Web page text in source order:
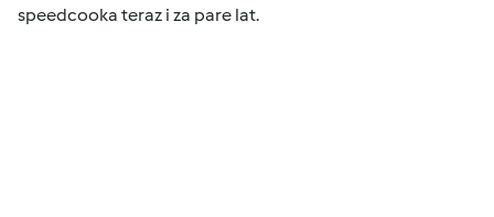
speedcooka teraz i za pare lat.